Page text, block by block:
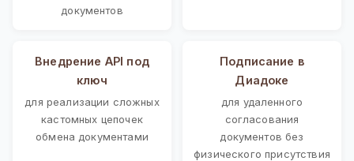
документов
Внедрение API под
ключ
для реализации сложных
кастомных цепочек
обмена документами
Подписание в
Диадоке
для удаленного
согласования
документов без
физического присутствия